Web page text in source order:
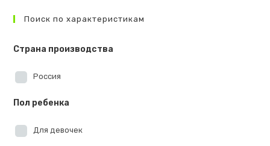
Поиск по характеристикам
Страна производства
Россия
Пол ребенка
Для девочек